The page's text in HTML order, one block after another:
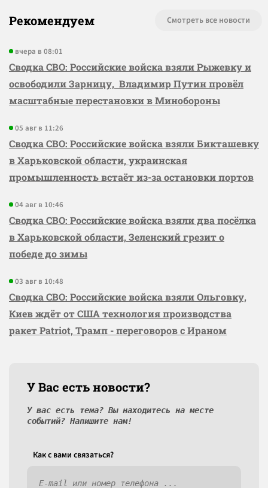
Рекомендуем Смотреть все новости
вчера в 08:01
Сводка СВО: Российские войска взяли Рыжевку и
освободили Зарницу, Владимир Путин провёл
масштабные перестановки в Минобороны
05 авг в 11:26
Сводка СВО: Российские войска взяли Бикташевку
в Харьковской области, украинская
промышленность встаёт из-за остановки портов
04 авг в 10:46
Сводка СВО: Российские войска взяли два посёлка
в Харьковской области, Зеленский грезит о
победе до зимы
03 авг в 10:48
Сводка СВО: Российские войска взяли Ольговку,
Киев ждёт от США технология производства
ракет Patriot, Трамп - переговоров с Ираном
У Вас есть новости?
У вас есть тема? Вы находитесь на месте
событий? Напишите нам!
Как c вами связаться?